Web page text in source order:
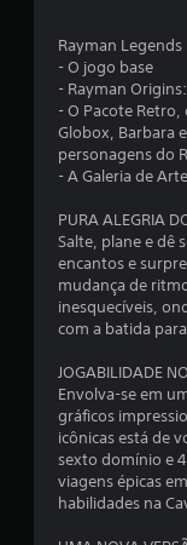
Rayman
- O jogo base
- Rayman
- O Pacote
Globox, Barbara
personagens do
- A Galeria de
PURA ALEGRIA
Salte, plane e dê
encantos e
mudança de
inesquecíveis,
com a batida
JOGABILIDADE
Envolva-se em
gráficos
icônicas está de
sexto domínio e
viagens épicas
habilidades na